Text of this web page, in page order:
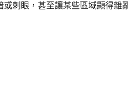
刺眼，甚至讓某些區域顯得